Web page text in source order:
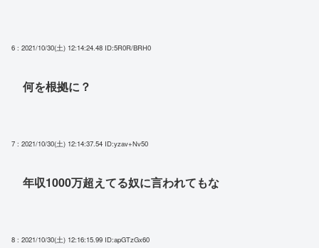
6 : 2021/10/30(土) 12:14:24.48 ID:5R0R/BRH0
何を根拠に？
7 : 2021/10/30(土) 12:14:37.54 ID:yzav+Nv50
年収1000万超えてる奴に言われてもな
8 : 2021/10/30(土) 12:16:15.99 ID:apGTzGx60